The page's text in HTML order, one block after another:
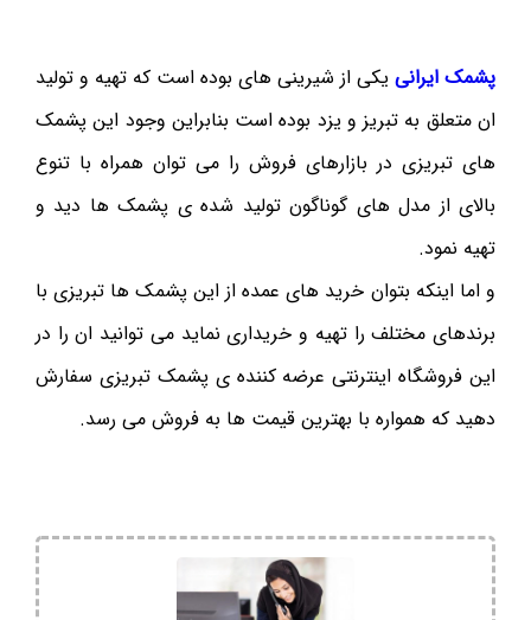
پشمک ایرانی یکی از شیرینی های بوده است که تهیه و تولید
ان متعلق به تبریز و یزد بوده است بنابراین وجود این پشمک
های تبریزی در بازارهای فروش را می توان همراه با تنوع
بالای از مدل های گوناگون تولید شده ی پشمک ها دید و
تهیه نمود.
و اما اینکه بتوان خرید های عمده از این پشمک ها تبریزی با
برندهای مختلف را تهیه و خریداری نماید می توانید ان را در
این فروشگاه اینترنتی عرضه کننده ی پشمک تبریزی سفارش
دهید که همواره با بهترین قیمت ها به فروش می رسد.